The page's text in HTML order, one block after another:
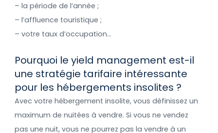
– la période de l’année ;
– l’affluence touristique ;
– votre taux d’occupation…
Pourquoi le yield management est-il
une stratégie tarifaire intéressante
pour les hébergements insolites ?
Avec votre hébergement insolite, vous définissez un
maximum de nuitées à vendre. Si vous ne vendez
pas une nuit, vous ne pourrez pas la vendre à un